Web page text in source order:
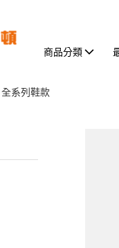
商品分類
全系列鞋款